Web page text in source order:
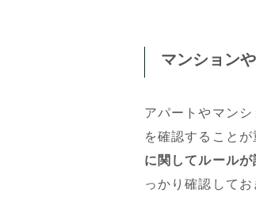
マンション
アパートやマン
を確認すること
に関してルール
っかり確認してお